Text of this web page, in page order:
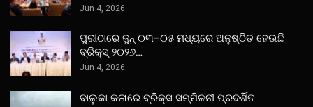
Jun 4, 2026
ପୁରୀଠାରେ ଜୁନ୍ ୦୩–୦୫ ମଧ୍ୟରେ ଅନୁଷ୍ଠିତ ହେଉଛି
ବ୍ରିକ୍ସ୍ ୨୦୨୬…
Jun 4, 2026
ବାଲୁକା କଳାରେ ବ୍ରିକ୍ସ ସମ୍ମିଳନୀ ପ୍ରଦର୍ଶିତ